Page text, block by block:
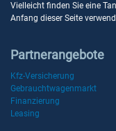
Vielleicht finden Sie eine
Anfang dieser Seite
Partnerangebote
Kfz-Versicherung
Gebrauchtwagenmarkt
Finanzierung
Leasing